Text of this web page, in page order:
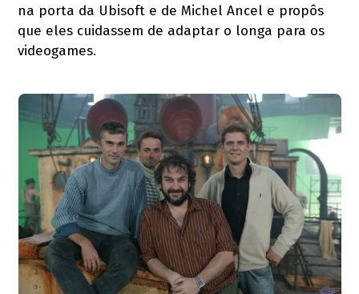
na porta da Ubisoft e de Michel Ancel e propôs
que eles cuidassem de adaptar o longa para os
videogames.